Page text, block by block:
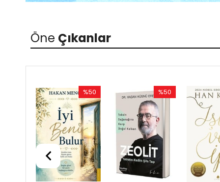
Öne Çıkanlar
%50
Rabatt
%50Rabatt
%50
Rabatt
%50Rabatt